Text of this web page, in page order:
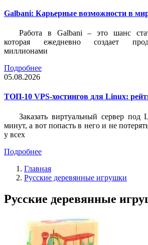
Galbani: Карьерные возможности в
Работа в Galbani – это шанс
которая ежедневно создает
миллионами
Подробнее
05.08.2026
ТОП-10 VPS-хостингов для Linux:
Заказать виртуальный сервер
минут, а вот попасть в него и не
у всех
Подробнее
Главная
Русские деревянные игрушки
Русские деревянные